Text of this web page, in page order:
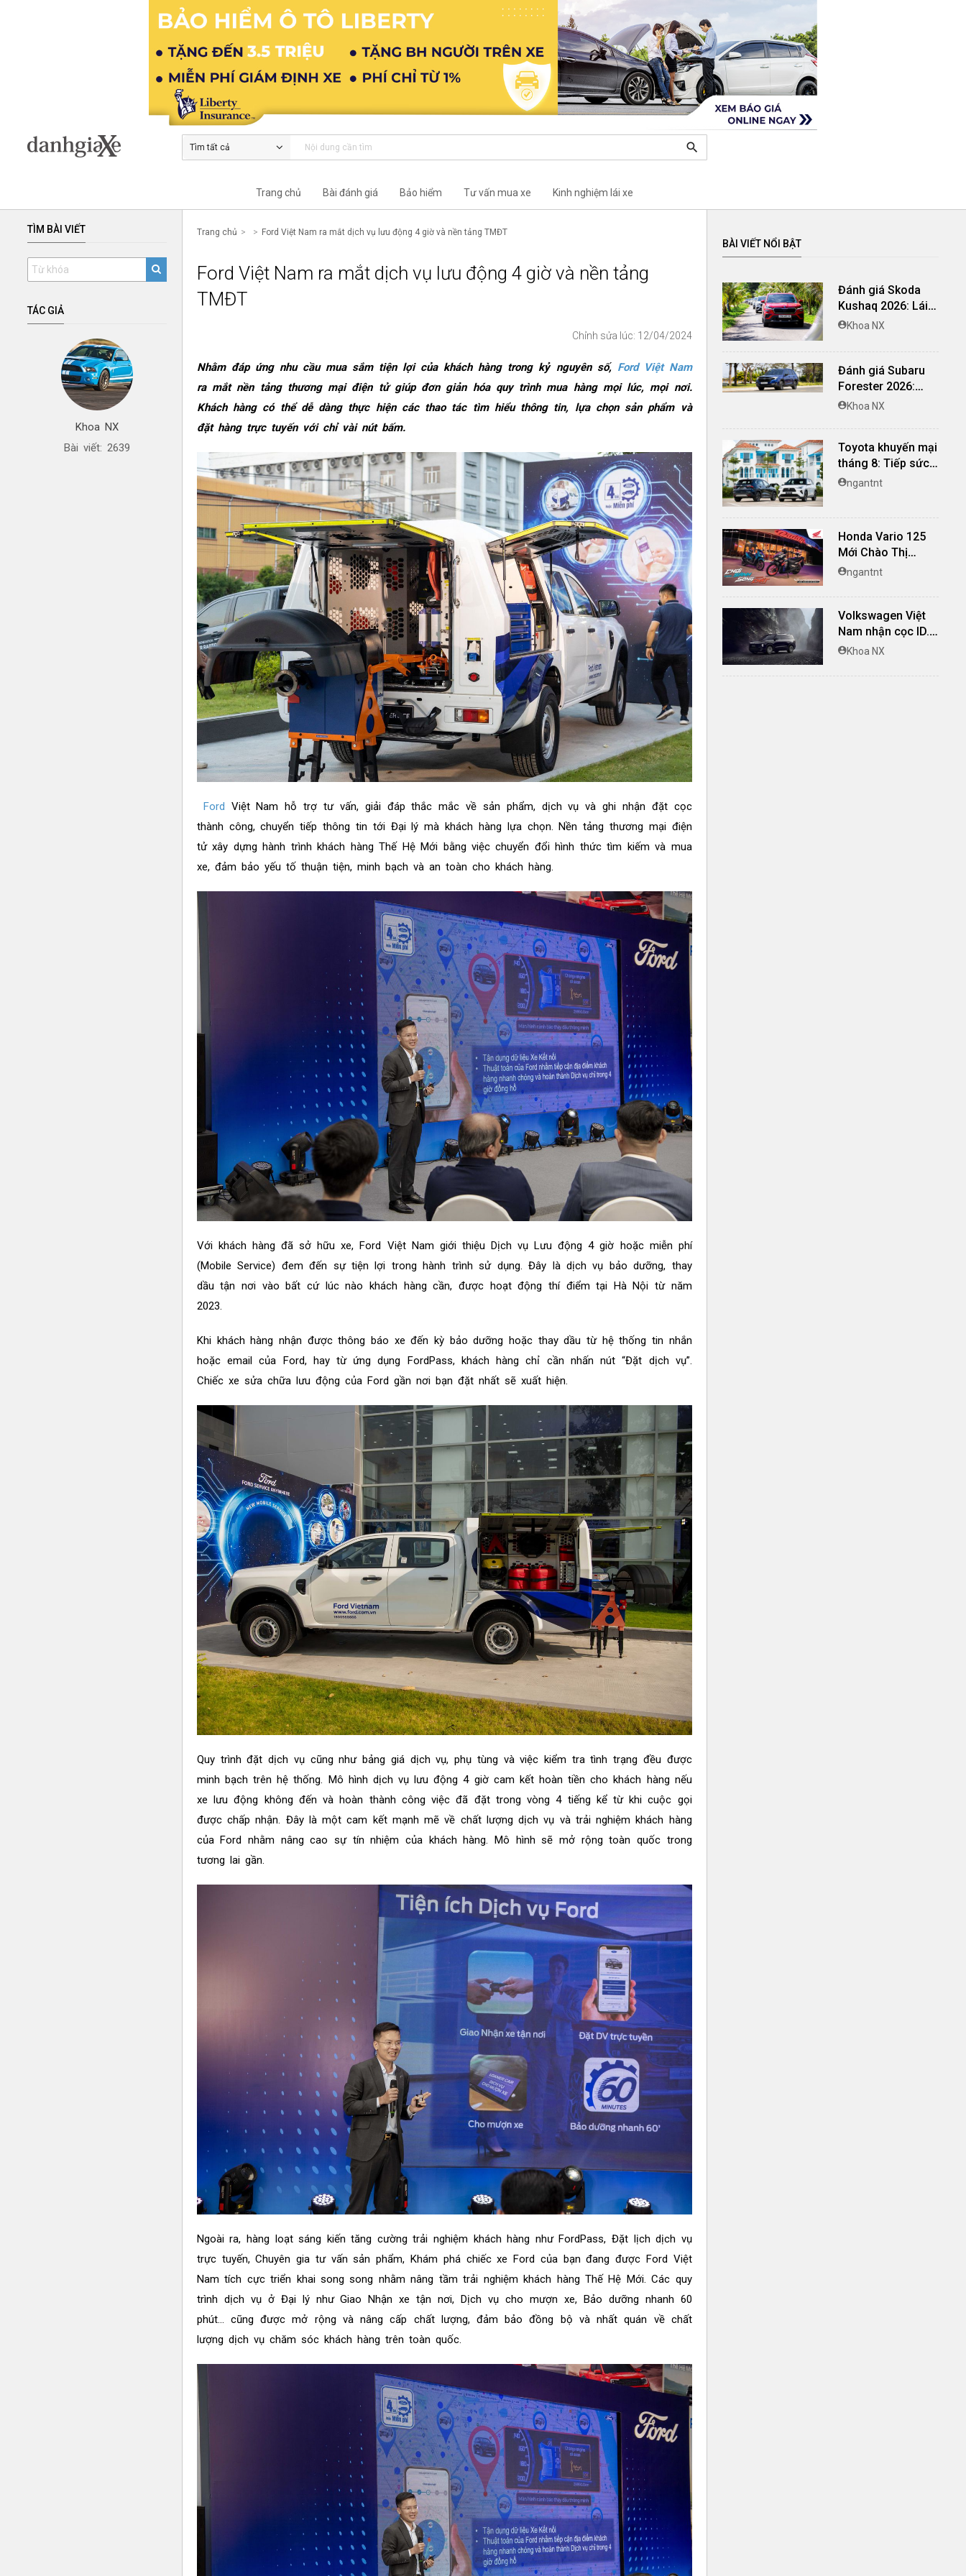
Tìm tất cả search
Trang chủ Bài đánh giá Bảo hiểm Tư vấn mua xe Kinh nghiệm lái xe
TÌM BÀI VIẾT
TÁC GIẢ
Khoa NX
Bài viết: 2639
Trang chủ Ford Việt Nam ra mắt dịch vụ lưu động 4 giờ và nền tảng TMĐT
Ford Việt Nam ra mắt dịch vụ lưu động 4 giờ và nền tảng
TMĐT
Chỉnh sửa lúc: 12/04/2024
Nhằm đáp ứng nhu cầu mua sắm tiện lợi của khách hàng trong kỷ nguyên số, Ford Việt Nam
ra mắt nền tảng thương mại điện tử giúp đơn giản hóa quy trình mua hàng mọi lúc, mọi nơi.
Khách hàng có thể dễ dàng thực hiện các thao tác tìm hiểu thông tin, lựa chọn sản phẩm và
đặt hàng trực tuyến với chỉ vài nút bấm.
Ford Việt Nam hỗ trợ tư vấn, giải đáp thắc mắc về sản phẩm, dịch vụ và ghi nhận đặt cọc
thành công, chuyển tiếp thông tin tới Đại lý mà khách hàng lựa chọn. Nền tảng thương mại điện
tử xây dựng hành trình khách hàng Thế Hệ Mới bằng việc chuyển đổi hình thức tìm kiếm và mua
xe, đảm bảo yếu tố thuận tiện, minh bạch và an toàn cho khách hàng.
Với khách hàng đã sở hữu xe, Ford Việt Nam giới thiệu Dịch vụ Lưu động 4 giờ hoặc miễn phí
(Mobile Service) đem đến sự tiện lợi trong hành trình sử dụng. Đây là dịch vụ bảo dưỡng, thay
dầu tận nơi vào bất cứ lúc nào khách hàng cần, được hoạt động thí điểm tại Hà Nội từ năm
2023.
Khi khách hàng nhận được thông báo xe đến kỳ bảo dưỡng hoặc thay dầu từ hệ thống tin nhắn
hoặc email của Ford, hay từ ứng dụng FordPass, khách hàng chỉ cần nhấn nút “Đặt dịch vụ”.
Chiếc xe sửa chữa lưu động của Ford gần nơi bạn đặt nhất sẽ xuất hiện.
Quy trình đặt dịch vụ cũng như bảng giá dịch vụ, phụ tùng và việc kiểm tra tình trạng đều được
minh bạch trên hệ thống. Mô hình dịch vụ lưu động 4 giờ cam kết hoàn tiền cho khách hàng nếu
xe lưu động không đến và hoàn thành công việc đã đặt trong vòng 4 tiếng kể từ khi cuộc gọi
được chấp nhận. Đây là một cam kết mạnh mẽ về chất lượng dịch vụ và trải nghiệm khách hàng
của Ford nhằm nâng cao sự tín nhiệm của khách hàng. Mô hình sẽ mở rộng toàn quốc trong
tương lai gần.
Ngoài ra, hàng loạt sáng kiến tăng cường trải nghiệm khách hàng như FordPass, Đặt lịch dịch vụ
trực tuyến, Chuyên gia tư vấn sản phẩm, Khám phá chiếc xe Ford của bạn đang được Ford Việt
Nam tích cực triển khai song song nhằm nâng tầm trải nghiệm khách hàng Thế Hệ Mới. Các quy
trình dịch vụ ở Đại lý như Giao Nhận xe tận nơi, Dịch vụ cho mượn xe, Bảo dưỡng nhanh 60
phút… cũng được mở rộng và nâng cấp chất lượng, đảm bảo đồng bộ và nhất quán về chất
lượng dịch vụ chăm sóc khách hàng trên toàn quốc.
BÀI VIẾT NỔI BẬT
Đánh giá Skoda
Kushaq 2026: Lái
thú vị, nhiều tiện
tranh
Khoa NX
Đánh giá Subaru
Forester 2026:
Mạnh mẽ, êm ái đi
ADAS hoàn hảo
Khoa NX
Toyota khuyến mại
tháng 8: Tiếp sức
đà tăng trưởng, tối
ngantnt
Honda Vario 125
Mới Chào Thị
Trường Việt: Bổ
Street, Giá Từ
42,69 Triệu Đồng
ngantnt
Volkswagen Việt
Nam nhận cọc ID.
ERA 9X, xe SUV
dưới 3 tỷ đồng
Khoa NX